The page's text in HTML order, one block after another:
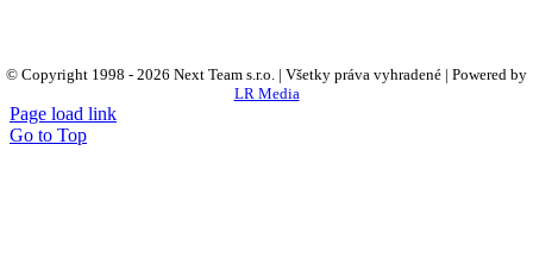
© Copyright 1998 - 2026 Next Team s.r.o. | Všetky práva vyhradené | Powered by
LR Media
Page load link
Go to Top